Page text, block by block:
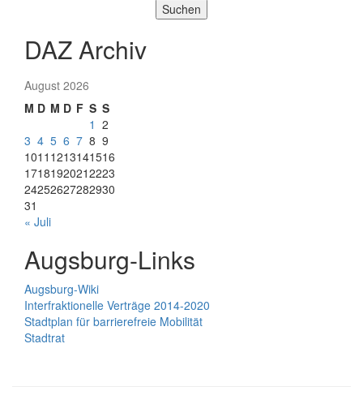
Suchen
DAZ Archiv
August 2026
M D M D F S S
1 2
3 4 5 6 7 8 9
1011 1213141516
17181920212223
24252627282930
31
« Juli
Augsburg-Links
Augsburg-Wiki
Interfraktionelle Verträge 2014-2020
Stadtplan für barrierefreie Mobilität
Stadtrat